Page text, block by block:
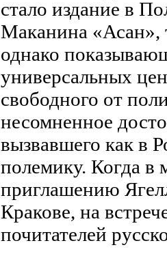
стало издание в
Маканина «Асан»,
однако
универсальных
свободного от
несомненное
вызвавшего как в
полемику. Когда в
приглашению
Кракове, на
почитателей